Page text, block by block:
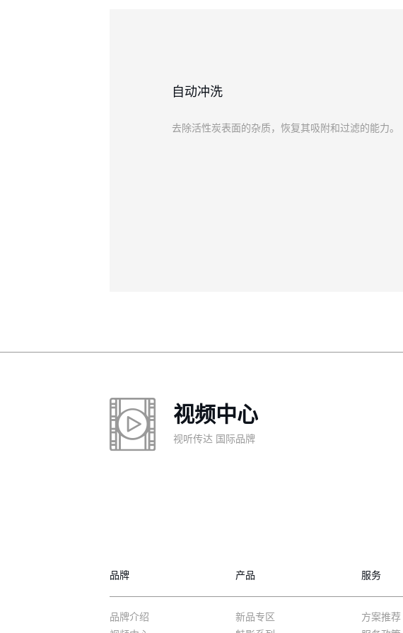
自动冲洗
去除活性炭表面的杂质，恢复其吸附和过滤的能力。
视频中心
视听传达 国际品牌
品牌 产品 服务
品牌介绍
新品专区
方案推荐